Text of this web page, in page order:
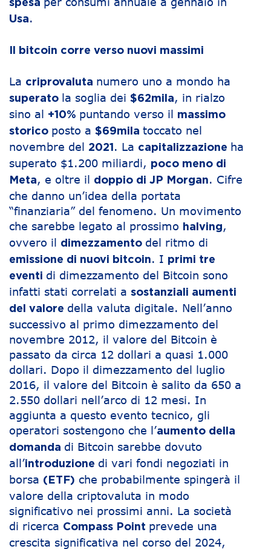
spesa
Usa.
Il bitcoin corre verso nuovi massimi
La criprovaluta numero uno a mondo ha
superato la soglia dei $62mila, in rialzo
sino al +10% puntando verso il massimo
storico posto a $69mila toccato nel
novembre del 2021 . La capitalizzazione ha
superato $1.200 miliardi, poco meno di
Meta, e oltre il doppio di JP Morgan. Cifre
che danno un’idea della portata
“finanziaria” del fenomeno. Un movimento
che sarebbe legato al prossimo halving,
ovvero il dimezzamento del ritmo di
emissione di nuovi bitcoin. I primi tre
eventi di dimezzamento del Bitcoin sono
infatti stati correlati a sostanziali aumenti
del valore della valuta digitale. Nell’anno
successivo al primo dimezzamento del
novembre 2012, il valore del Bitcoin è
passato da circa 12 dollari a quasi 1.000
dollari. Dopo il dimezzamento del luglio
2016, il valore del Bitcoin è salito da 650 a
2.550 dollari nell’arco di 12 mesi. In
aggiunta a questo evento tecnico, gli
operatori sostengono che l’aumento della
domanda di Bitcoin sarebbe dovuto
all’introduzione di vari fondi negoziati in
borsa (ETF) che probabilmente spingerà il
valore della criptovaluta in modo
significativo nei prossimi anni. La società
di ricerca Compass Point prevede una
crescita significativa nel corso del 2024,